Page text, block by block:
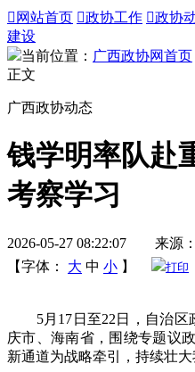
 网站首页 政协工作 政协
建设
当前位置： 广西政协网首页
正文
广西政协动态
钱学明率队赴
考察学习
2026-05-27 08:22:07 来源
【字体：
大 中 小 】 打印
5月17日至22日，自治区
庆市、海南省，围绕专题议
新通道为战略牵引，持续壮大